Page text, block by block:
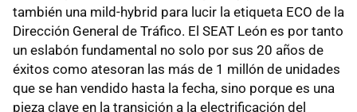
también una mild-hybrid para lucir la etiqueta ECO de la
Dirección General de Tráfico. El SEAT León es por tanto
un eslabón fundamental no solo por sus 20 años de
éxitos como atesoran las más de 1 millón de unidades
que se han vendido hasta la fecha, sino porque es una
pieza clave en la transición a la electrificación del